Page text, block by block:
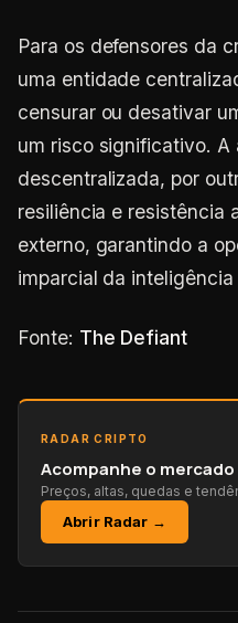
Para os defensores da
uma entidade
censurar ou desativar
um risco significativo. A
descentralizada, por
resiliência e resistência
externo, garantindo a
imparcial da
Fonte: The Defiant
RADAR CRIPTO
Acompanhe o
Preços, altas, quedas e
Abrir Radar →